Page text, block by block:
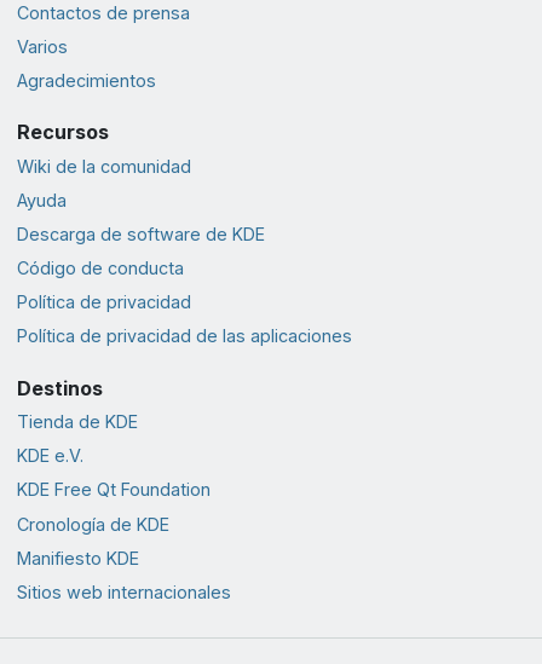
Contactos de prensa
Varios
Agradecimientos
Recursos
Wiki de la comunidad
Ayuda
Descarga de software de KDE
Código de conducta
Política de privacidad
Política de privacidad de las aplicaciones
Destinos
Tienda de KDE
KDE e.V.
KDE Free Qt Foundation
Cronología de KDE
Manifiesto KDE
Sitios web internacionales